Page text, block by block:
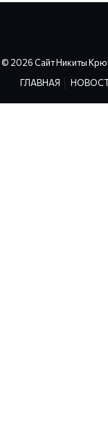
© 2026 Сайт Никиты
ГЛАВНАЯ